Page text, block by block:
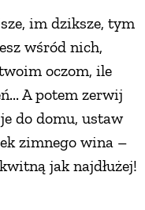
im dziksze, tym
wśród nich,
oczom, ile
A potem zerwij
do domu, ustaw
zimnego wina –
jak najdłużej!